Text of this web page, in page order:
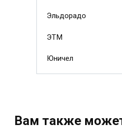
Эльдорадо
ЭТМ
Юничел
Вам также